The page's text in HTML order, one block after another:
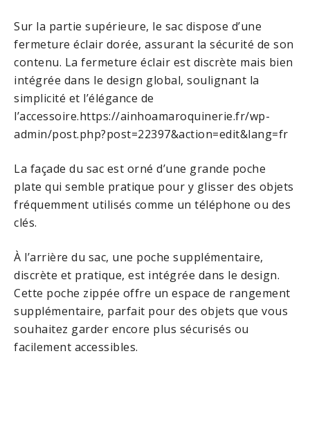
Sur la partie supérieure, le sac dispose d’une
fermeture éclair dorée, assurant la sécurité de son
contenu. La fermeture éclair est discrète mais bien
intégrée dans le design global, soulignant la
simplicité et l’élégance de
l’accessoire.https://ainhoamaroquinerie.fr/wp-
admin/post.php?post=22397&action=edit&lang=fr
La façade du sac est orné d’une grande poche
plate qui semble pratique pour y glisser des objets
fréquemment utilisés comme un téléphone ou des
clés.
À l’arrière du sac, une poche supplémentaire,
discrète et pratique, est intégrée dans le design.
Cette poche zippée offre un espace de rangement
supplémentaire, parfait pour des objets que vous
souhaitez garder encore plus sécurisés ou
facilement accessibles.